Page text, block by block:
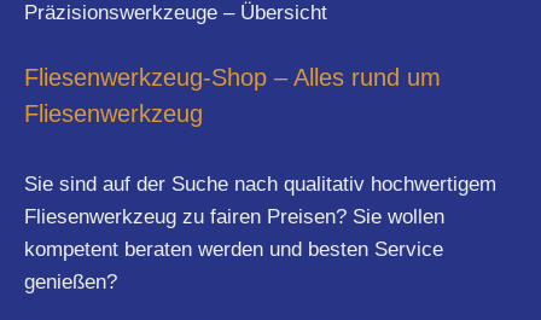
Präzisionswerkzeuge – Übersicht
Fliesenwerkzeug-Shop – Alles rund um
Fliesenwerkzeug
Sie sind auf der Suche nach qualitativ hochwertigem
Fliesenwerkzeug zu fairen Preisen? Sie wollen
kompetent beraten werden und besten Service
genießen?